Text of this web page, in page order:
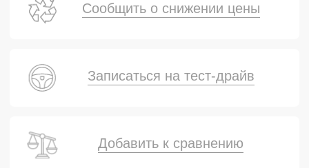
Добавить к сравнению
Сообщить о снижении цены
Записаться на тест-драйв